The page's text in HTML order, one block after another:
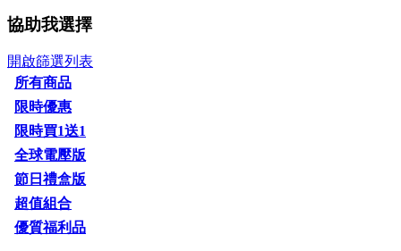
協助我選擇
開啟篩選列表
所有商品
限時優惠
限時買1送1
全球電壓版
節日禮盒版
超值組合
優質福利品